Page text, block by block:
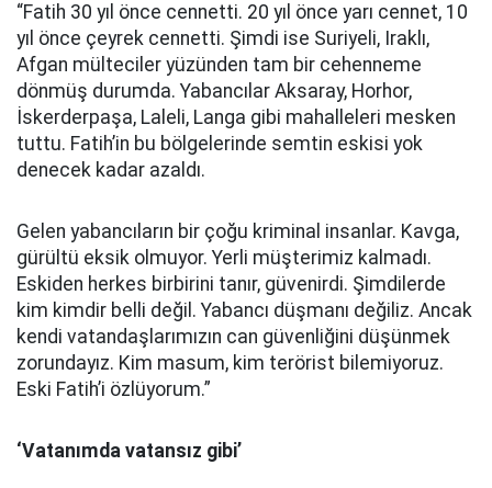
“Fatih 30 yıl önce cennetti. 20 yıl önce yarı cennet, 10
yıl önce çeyrek cennetti. Şimdi ise Suriyeli, Iraklı,
Afgan mülteciler yüzünden tam bir cehenneme
dönmüş durumda. Yabancılar Aksaray, Horhor,
İskerderpaşa, Laleli, Langa gibi mahalleleri mesken
tuttu. Fatih’in bu bölgelerinde semtin eskisi yok
denecek kadar azaldı.
Gelen yabancıların bir çoğu kriminal insanlar. Kavga,
gürültü eksik olmuyor. Yerli müşterimiz kalmadı.
Eskiden herkes birbirini tanır, güvenirdi. Şimdilerde
kim kimdir belli değil. Yabancı düşmanı değiliz. Ancak
kendi vatandaşlarımızın can güvenliğini düşünmek
zorundayız. Kim masum, kim terörist bilemiyoruz.
Eski Fatih’i özlüyorum.”
‘Vatanımda vatansız gibi’